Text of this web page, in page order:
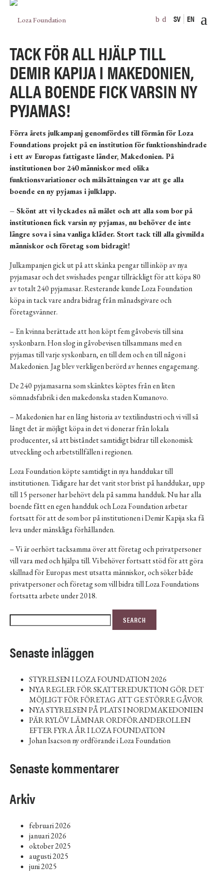
SV EN
TACK FÖR ALL HJÄLP TILL
DEMIR KAPIJA I MAKEDONIEN,
ALLA BOENDE FICK VARSIN NY
PYJAMAS!
Förra årets julkampanj genomfördes till förmån för Loza
Foundations projekt på en institution för funktionshindrade
i ett av Europas fattigaste länder, Makedonien. På
institutionen bor 240 människor med olika
funktionsvariationer och målsättningen var att ge alla
boende en ny pyjamas i julklapp.
– Skönt att vi lyckades nå målet och att alla som bor på
institutionen fick varsin ny pyjamas, nu behöver de inte
längre sova i sina vanliga kläder. Stort tack till alla givmilda
människor och företag som bidragit!
Julkampanjen gick ut på att skänka pengar till inköp av nya
pyjamasar och det swishades pengar tillräckligt för att köpa 80
av totalt 240 pyjamasar. Resterande kunde Loza Foundation
köpa in tack vare andra bidrag från månadsgivare och
företagsvänner.
– En kvinna berättade att hon köpt fem gåvobevis till sina
syskonbarn. Hon slog in gåvobevisen tillsammans med en
pyjamas till varje syskonbarn, en till dem och en till någon i
Makedonien. Jag blev verkligen berörd av hennes engagemang.
De 240 pyjamasarna som skänktes köptes från en liten
sömnadsfabrik i den makedonska staden Kumanovo.
– Makedonien har en lång historia av textilindustri och vi vill så
långt det är möjligt köpa in det vi donerar från lokala
producenter, så att biståndet samtidigt bidrar till ekonomisk
utveckling och arbetstillfällen i regionen.
Loza Foundation köpte samtidigt in nya handdukar till
institutionen. Tidigare har det varit stor brist på handdukar, upp
till 15 personer har behövt dela på samma handduk. Nu har alla
boende fått en egen handduk och Loza Foundation arbetar
fortsatt för att de som bor på institutionen i Demir Kapija ska få
leva under mänskliga förhållanden.
– Vi är oerhört tacksamma över att företag och privatpersoner
vill vara med och hjälpa till. Vi behöver fortsatt stöd för att göra
skillnad för Europas mest utsatta människor, och söker både
privatpersoner och företag som vill bidra till Loza Foundations
fortsatta arbete under 2018.
Sök
efter:
SEARCH
Senaste inläggen
STYRELSEN I LOZA FOUNDATION 2026
NYA REGLER FÖR SKATTEREDUKTION GÖR DET
MÖJLIGT FÖR FÖRETAG ATT GE STÖRRE GÅVOR
NYA STYRELSEN PÅ PLATS I NORDMAKEDONIEN
PÄR RYLÖV LÄMNAR ORDFÖRANDEROLLEN
EFTER FYRA ÅR I LOZA FOUNDATION
Johan Isacson ny ordförande i Loza Foundation
Senaste kommentarer
Arkiv
februari 2026
januari 2026
oktober 2025
augusti 2025
juni 2025